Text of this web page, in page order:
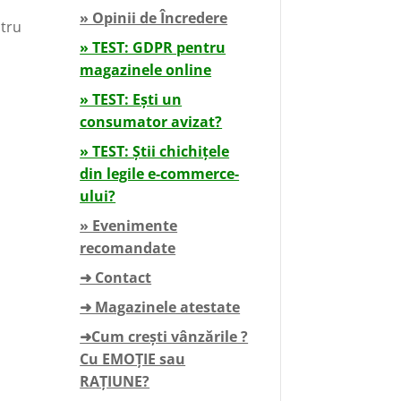
» Opinii de Încredere
» TEST: GDPR pentru
magazinele online
» TEST: Ești un
consumator avizat?
» TEST: Știi chichițele
din legile e-commerce-
ului?
» Evenimente
recomandate
➜ Contact
➜ Magazinele atestate
➜Cum crești vânzările ?
Cu EMOȚIE sau
RAȚIUNE?